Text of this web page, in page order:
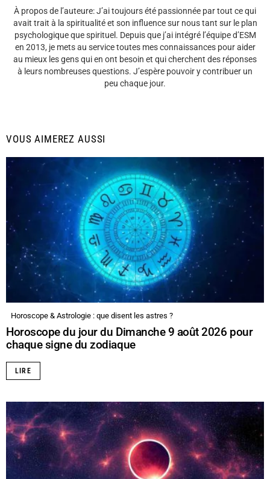
À propos de l’auteure: J’ai toujours été passionnée par tout ce qui
avait trait à la spiritualité et son influence sur nous tant sur le plan
psychologique que spirituel. Depuis que j’ai intégré l’équipe d’ESM
en 2013, je mets au service toutes mes connaissances pour aider
au mieux les gens qui en ont besoin et qui cherchent des réponses
à leurs nombreuses questions. J’espère pouvoir y contribuer un
peu chaque jour.
VOUS AIMEREZ AUSSI
Horoscope & Astrologie : que disent les astres ?
Horoscope du jour du Dimanche 9 août 2026 pour
chaque signe du zodiaque
LIRE